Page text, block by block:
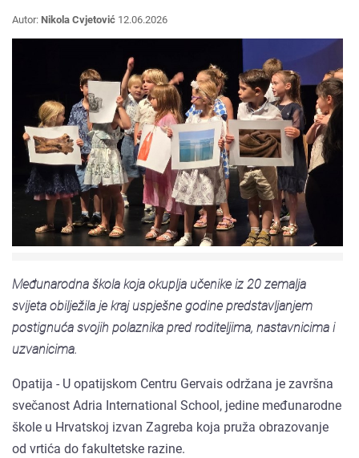
Autor: Nikola Cvjetović 12.06.2026
Međunarodna škola koja okuplja učenike iz 20 zemalja
svijeta obilježila je kraj uspješne godine predstavljanjem
postignuća svojih polaznika pred roditeljima, nastavnicima i
uzvanicima.
Opatija - U opatijskom Centru Gervais održana je završna
svečanost Adria International School, jedine međunarodne
škole u Hrvatskoj izvan Zagreba koja pruža obrazovanje
od vrtića do fakultetske razine.